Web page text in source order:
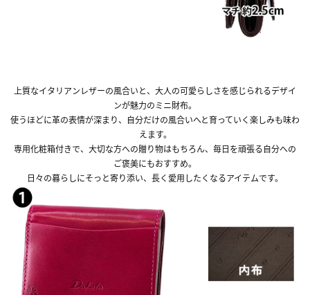
上質なイタリアンレザーの風合いと、大人の可愛らしさを感じられるデザイ
ンが魅力のミニ財布。
使うほどに革の表情が深まり、自分だけの風合いへと育っていく楽しみも味わ
えます。
専用化粧箱付きで、大切な方への贈り物はもちろん、毎日を頑張る自分への
ご褒美にもおすすめ。
日々の暮らしにそっと寄り添い、長く愛用したくなるアイテムです。